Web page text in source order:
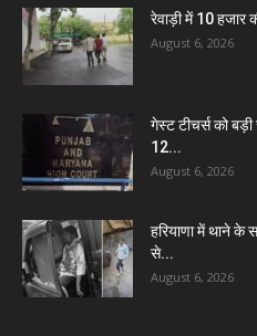
रेवाड़ी में 10 हजार
August 6, 2026
गेस्ट टीचर्स को
12...
August 6, 2026
हरियाणा में थाने के
से...
August 6, 2026